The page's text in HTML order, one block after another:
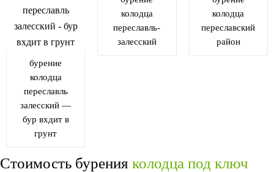
бурение
колодца
переславль
залесский —
бур вхдит в
грунт
колодца
переславль-
залесский
колодца
переславский
район
Стоимость бурения колодца под ключ